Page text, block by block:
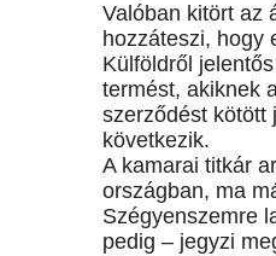
Valóban kitört az
hozzáteszi, hogy
Külföldről
termést, akiknek
szerződést kötött
következik.
A kamarai titkár
országban, ma
Szégyenszemre
pedig – jegyzi